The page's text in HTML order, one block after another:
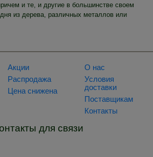
и те, и другие в большинстве своем
из дерева, различных металлов или
Акции
Распродажа
Цена снижена
О нас
Условия
доставки
Поставщикам
Контакты
для связи